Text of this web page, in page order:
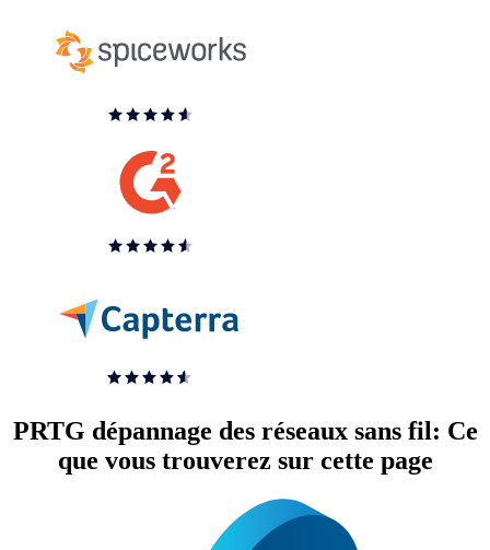
PRTG dépannage des réseaux sans fil: Ce
que vous trouverez sur cette page